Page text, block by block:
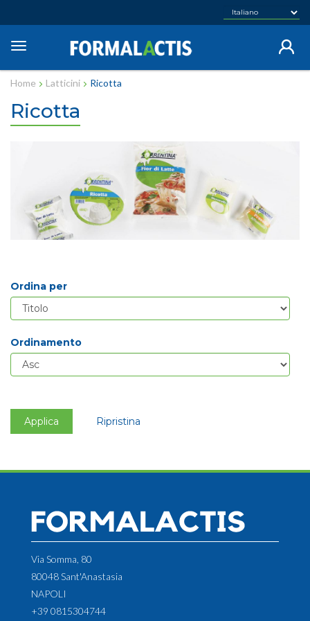
principale
Home Latticini Ricotta
Ricotta
Ordina per
Ordinamento
Applica Ripristina
Via Somma, 80
80048 Sant'Anastasia
NAPOLI
+39 0815304744